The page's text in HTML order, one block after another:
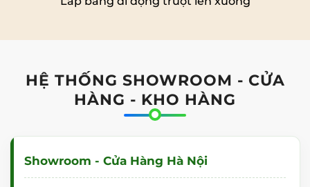
HỆ THỐNG SHOWROOM - CỬA
HÀNG - KHO HÀNG
Showroom - Cửa Hàng Hà Nội